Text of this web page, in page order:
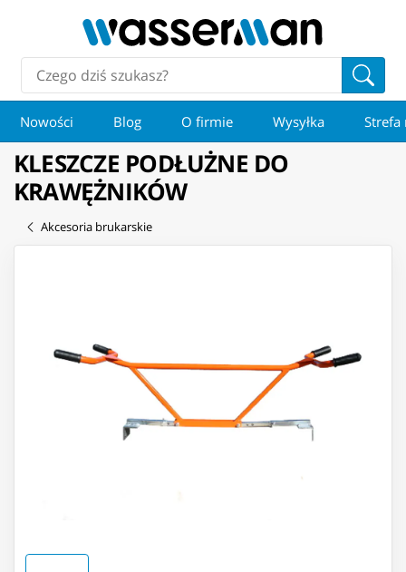
Nowości Blog O firmie Wysyłka Strefa
KLESZCZE PODŁUŻNE DO
KRAWĘŻNIKÓW
Akcesoria brukarskie